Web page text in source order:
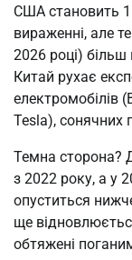
США становить
вираженні, але
2026 році)
Китай рухає
електромобілів
Tesla), сонячних
Темна сторона?
з 2022 року, а у
опуститься
ще
обтяжені